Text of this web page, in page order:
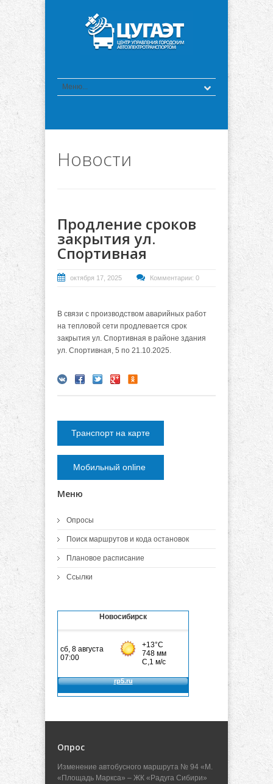
Новости
Продление сроков
закрытия ул.
Спортивная
октября 17, 2025 Комментарии: 0
В связи с производством аварийных работ
на тепловой сети продлевается срок
закрытия ул. Спортивная в районе здания
ул. Спортивная, 5 по 21.10.2025.
Транспорт на карте
Мобильный online
Меню
Опросы
Поиск маршрутов и кода остановок
Плановое расписание
Ссылки
Новосибирск
Опрос
Изменение автобусного маршрута № 94 «М.
«Площадь Маркса» – ЖК «Радуга Сибири»